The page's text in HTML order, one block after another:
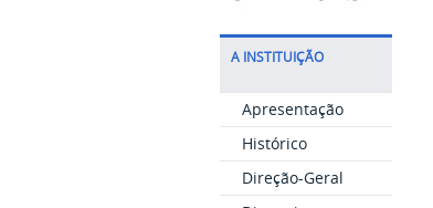
A INSTITUIÇÃO
Apresentação
Histórico
Direção-Geral